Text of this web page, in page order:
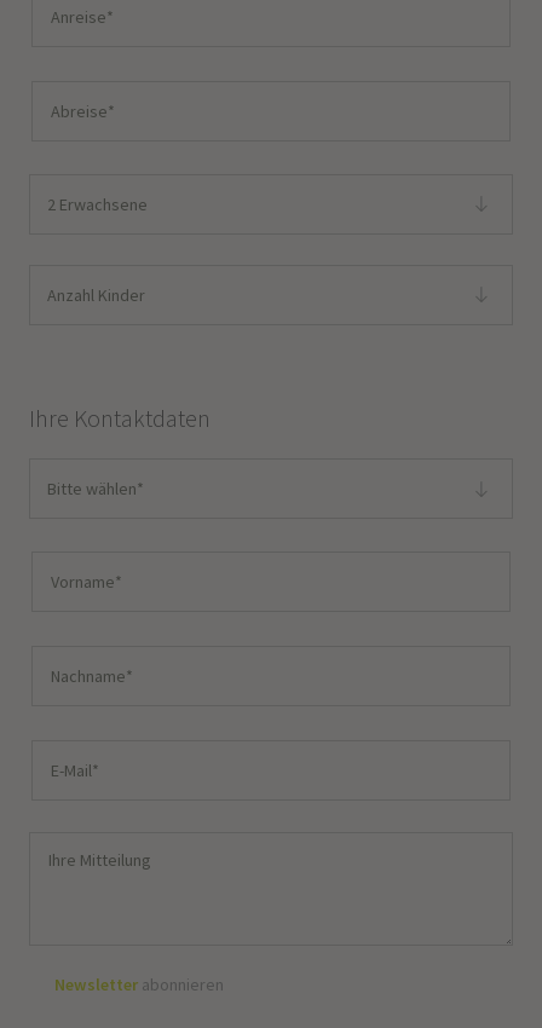
2 Erwachsene
Anzahl Kinder
Ihre Kontaktdaten
Bitte wählen*
Newsletterabonnieren